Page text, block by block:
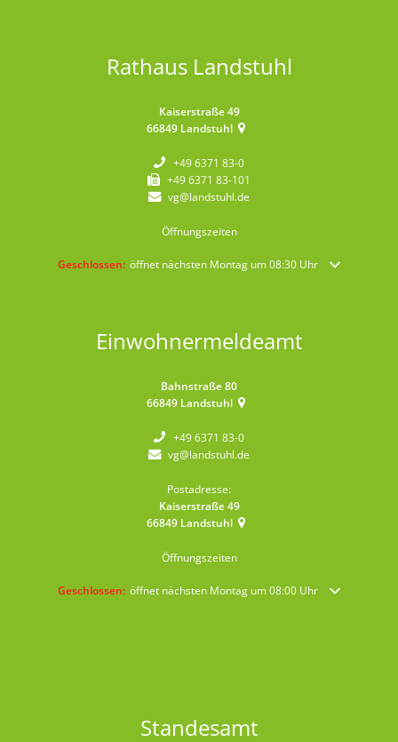
Rathaus Landstuhl
Kaiserstraße 49
66849 Landstuhl
+49 6371 83-0
+49 6371 83-101
vg@landstuhl.de
Öffnungszeiten
Klicken, um weitere Öffnungs- oder Schließzeiten auszublenden
Geschlossen: öffnet nächsten Montag um 08:30 Uhr
Einwohnermeldeamt
Bahnstraße 80
66849 Landstuhl
+49 6371 83-0
vg@landstuhl.de
Postadresse:
Kaiserstraße 49
66849 Landstuhl
Öffnungszeiten
Klicken, um weitere Öffnungs- oder Schließzeiten auszublenden
Geschlossen: öffnet nächsten Montag um 08:00 Uhr
Standesamt